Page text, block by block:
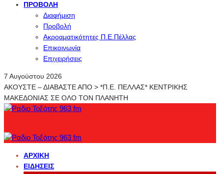
ΠΡΟΒΟΛΉ
Διαφήμιση
Προβολή
Ακροαματικότητες Π.Ε.Πέλλας
Επικοινωνία
Επιχειρήσεις
7 Αυγούστου 2026
ΑΚΟΥΣΤΕ – ΔΙΑΒΑΣΤΕ ΑΠΟ > *Π.Ε. ΠΕΛΛΑΣ* ΚΕΝΤΡΙΚΗΣ
ΜΑΚΕΔΟΝΙΑΣ ΣΕ ΟΛΟ ΤΟΝ ΠΛΑΝΗΤΗ
ΑΡΧΙΚΉ
ΕΙΔΉΣΕΙΣ